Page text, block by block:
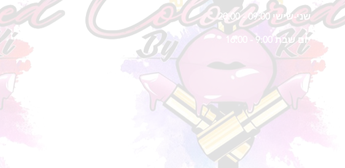
שני-שישי 09:00 - 20:00
יום שבת 9:00 - 16:00